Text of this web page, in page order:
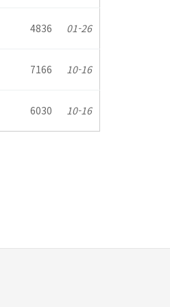
4836 01-26
7166 10-16
6030 10-16